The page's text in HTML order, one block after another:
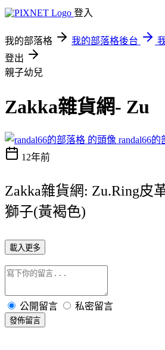
登入
我的部落格 我的部落格後台
登出
親子幼兒
Zakka雜貨網- Zu
randal66的
12年前
Zakka雜貨網: Zu.Ring皮
獅子(黃褐色)
載入更多
公開留言 私密留言
發佈留言